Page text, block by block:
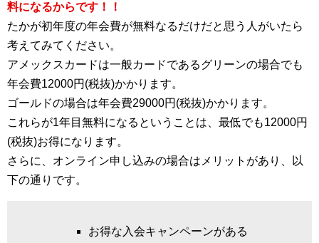
料になるからです！！
たかが初年度の年会費が無料なるだけだと思う人がいたら
考えてみてください。
アメックスカードは一般カードであるグリーンの場合でも
年会費12000円(税抜)かかります。
ゴールドの場合は年会費29000円(税抜)かかります。
これらが1年目無料になるということは、最低でも12000円
(税抜)お得になります。
さらに、オンライン申し込みの場合はメリットがあり、以
下の通りです。
お得な入会キャンペーンがある